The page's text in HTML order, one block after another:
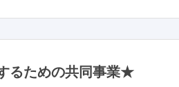
るための共同事業★